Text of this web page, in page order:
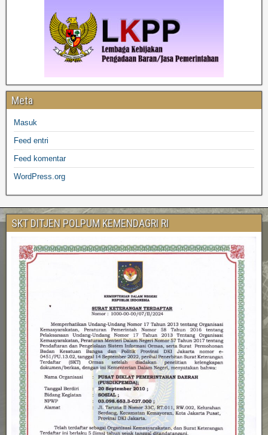
Meta
Masuk
Feed entri
Feed komentar
WordPress.org
SKT DITJEN POLPUM KEMENDAGRI RI